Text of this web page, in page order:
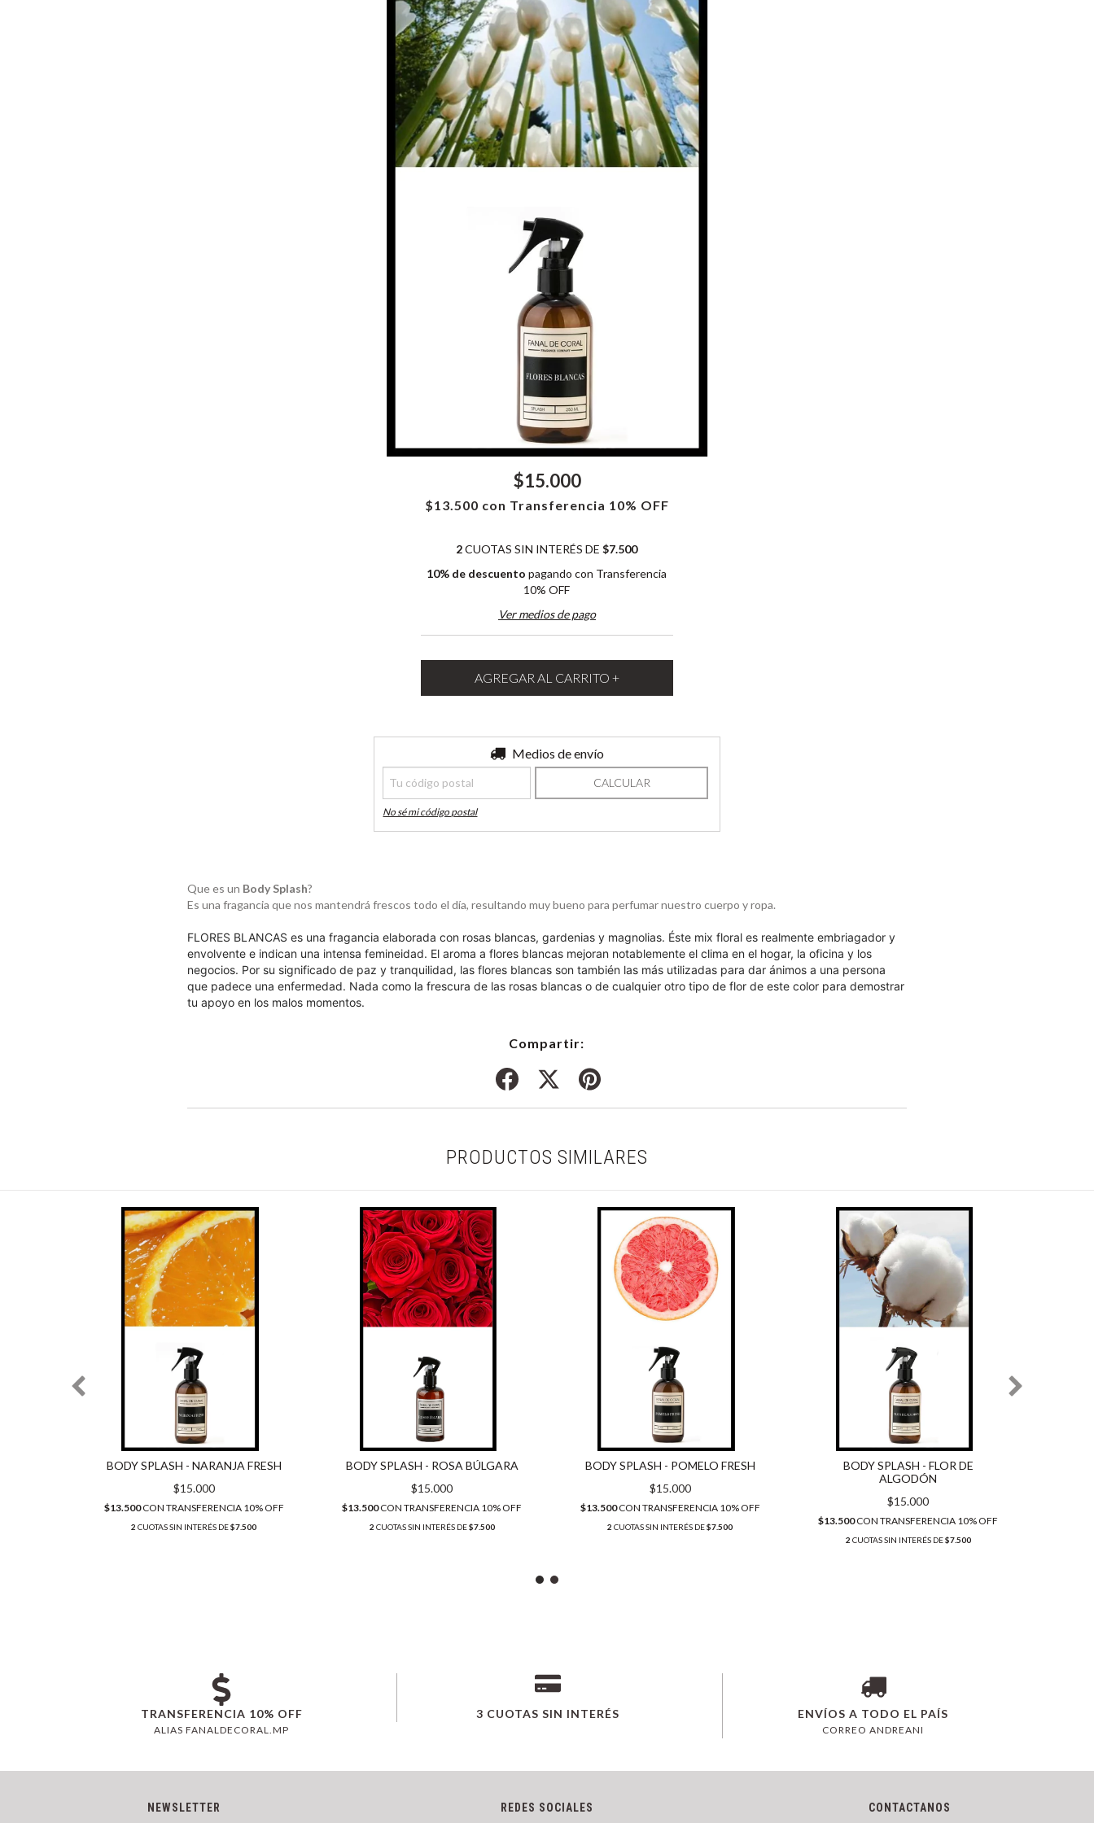
$15.000
$13.500 con Transferencia 10% OFF
2CUOTAS SIN INTERÉS DE$7.500
10% de descuento pagando con Transferencia
10% OFF
Ver medios de pago
Medios de envío
CALCULAR
No sé mi código postal
Que es un Body Splash?
Es una fragancia que nos mantendrá frescos todo el día, resultando muy bueno para perfumar nuestro cuerpo y ropa.
FLORES BLANCAS es una fragancia elaborada con rosas blancas, gardenias y magnolias. Éste mix floral es realmente embriagador y
envolvente e indican una intensa femineidad. El aroma a flores blancas mejoran notablemente el clima en el hogar, la oficina y los
negocios. Por su significado de paz y tranquilidad, las flores blancas son también las más utilizadas para dar ánimos a una persona
que padece una enfermedad. Nada como la frescura de las rosas blancas o de cualquier otro tipo de flor de este color para demostrar
tu apoyo en los malos momentos.
Compartir:
PRODUCTOS SIMILARES
BODY SPLASH - NARANJA FRESH
$15.000
$13.500CON TRANSFERENCIA 10% OFF
2 CUOTAS SIN INTERÉS DE$7.500
BODY SPLASH - ROSA BÚLGARA
$15.000
$13.500CON TRANSFERENCIA 10% OFF
2 CUOTAS SIN INTERÉS DE$7.500
BODY SPLASH - POMELO FRESH
$15.000
$13.500CON TRANSFERENCIA 10% OFF
2 CUOTAS SIN INTERÉS DE$7.500
BODY SPLASH - FLOR DE
ALGODÓN
$15.000
$13.500CON TRANSFERENCIA 10% OFF
2 CUOTAS SIN INTERÉS DE$7.500
TRANSFERENCIA 10% OFF
ALIAS FANALDECORAL.MP
3 CUOTAS SIN INTERÉS ENVÍOS A TODO EL PAÍS
CORREO ANDREANI
NEWSLETTER REDES SOCIALES CONTACTANOS